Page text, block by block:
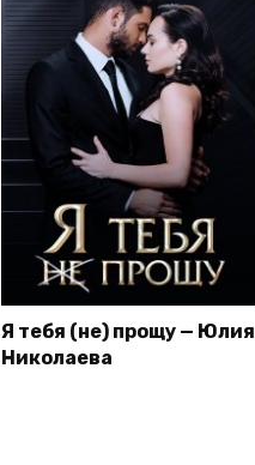
Я тебя (не) прощу — Юлия
Николаева